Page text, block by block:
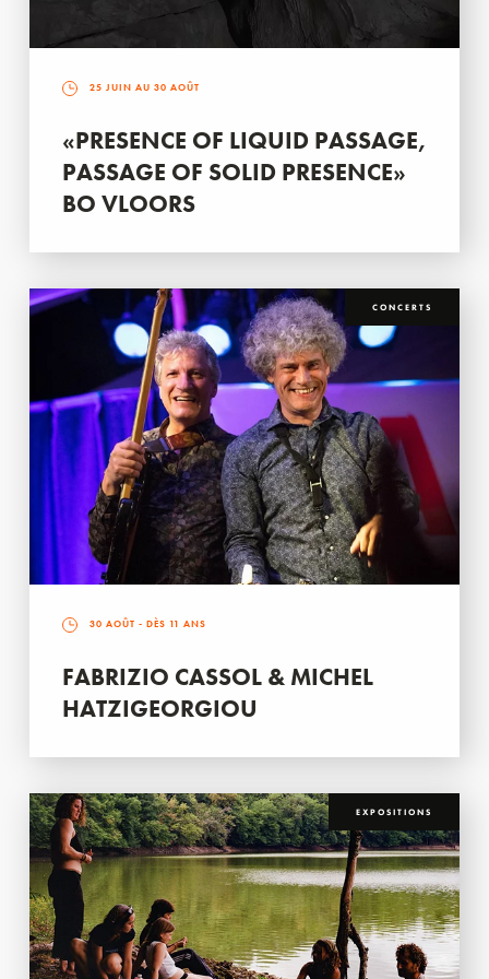
25 JUIN AU 30 AOÛT
«PRESENCE OF LIQUID PASSAGE,
PASSAGE OF SOLID PRESENCE»
BO VLOORS
CONCERTS
30 AOÛT - DÈS 11 ANS
FABRIZIO CASSOL & MICHEL
HATZIGEORGIOU
EXPOSITIONS